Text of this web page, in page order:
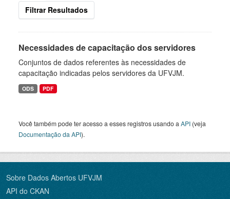
Filtrar Resultados
Necessidades de capacitação dos servidores
Conjuntos de dados referentes às necessidades de
capacitação indicadas pelos servidores da UFVJM.
ODS PDF
Você também pode ter acesso a esses registros usando a API (veja
Documentação da API).
Sobre Dados Abertos UFVJM
API do CKAN